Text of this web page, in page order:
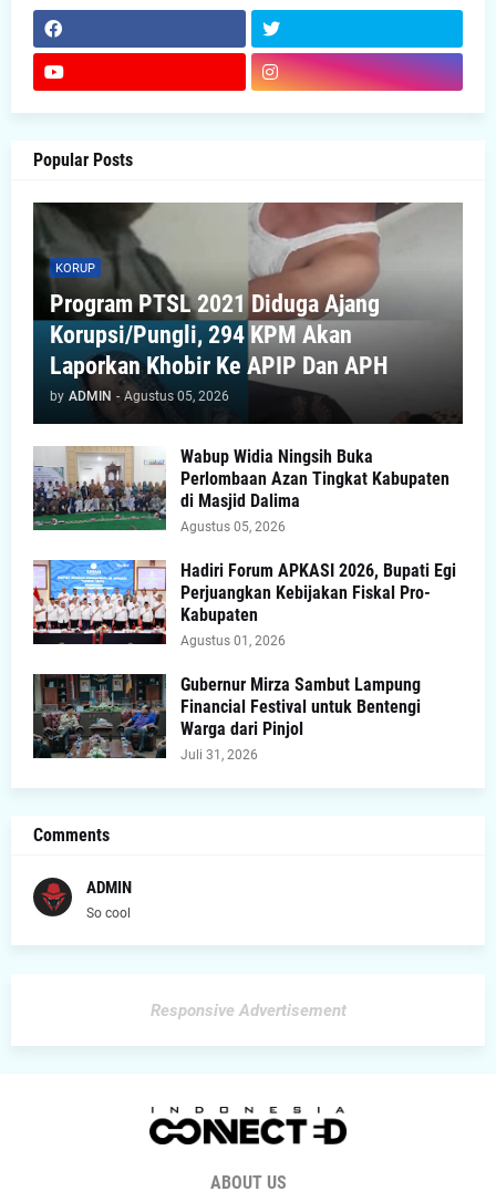
Popular Posts
KORUP
Program PTSL 2021 Diduga Ajang
Korupsi/Pungli, 294 KPM Akan
Laporkan Khobir Ke APIP Dan APH
by ADMIN - Agustus 05, 2026
Wabup Widia Ningsih Buka
Perlombaan Azan Tingkat Kabupaten
di Masjid Dalima
Agustus 05, 2026
Hadiri Forum APKASI 2026, Bupati Egi
Perjuangkan Kebijakan Fiskal Pro-
Kabupaten
Agustus 01, 2026
Gubernur Mirza Sambut Lampung
Financial Festival untuk Bentengi
Warga dari Pinjol
Juli 31, 2026
Comments
ADMIN
So cool
Responsive Advertisement
ABOUT US